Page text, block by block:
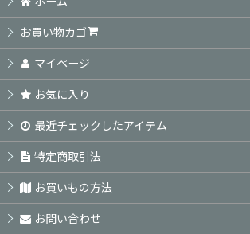
お買い物カゴ
マイページ
お気に入り
最近チェックしたアイテム
特定商取引法
お買いもの方法
お問い合わせ